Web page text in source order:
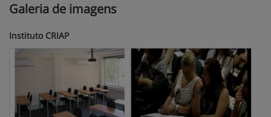
Galeria de imagens
Instituto CRIAP